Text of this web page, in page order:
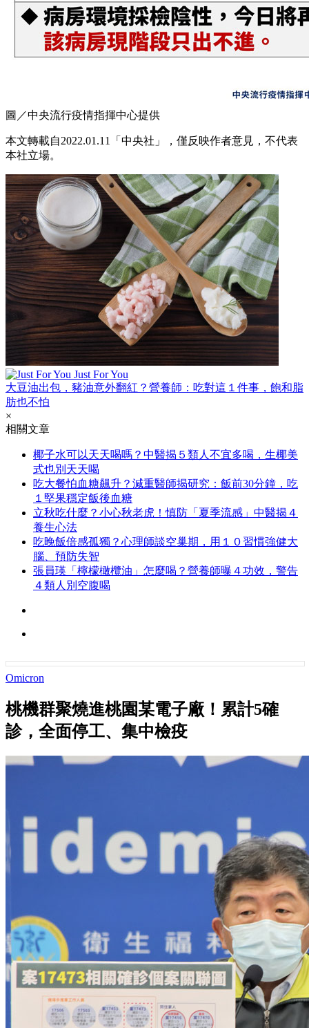
圖／中央流行疫情指揮中心提供
本文轉載自2022.01.11「中央社」，僅反映作者意見，不代表
本社立場。
Just For You
大豆油出包，豬油意外翻紅？營養師：吃對這１件事，飽和脂
肪也不怕
×
相關文章
椰子水可以天天喝嗎？中醫揭５類人不宜多喝，生椰美
式也別天天喝
吃大餐怕血糖飆升？減重醫師揭研究：飯前30分鐘，吃
１堅果穩定飯後血糖
立秋吃什麼？小心秋老虎！慎防「夏季流感」中醫揭４
養生心法
吃晚飯倍感孤獨？心理師談空巢期，用１０習慣強健大
腦、預防失智
張員瑛「檸檬橄欖油」怎麼喝？營養師曝４功效，警告
４類人別空腹喝
Omicron
桃機群聚燒進桃園某電子廠！累計5確
診，全面停工、集中檢疫